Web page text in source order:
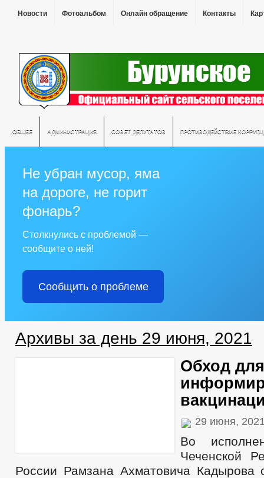
Новости Фотоальбом Онлайн обращение Контакты
ОБЩЕЕ АДМИНИСТРАЦИЯ СОВЕТ ДЕПУТАТОВ ПРОТИВОДЕЙСТВИЕ
Не убран мусор, яма
на дороге, не горит
фонарь?
Столкнулись с проблемой —
сообщите о ней!
Сообщить о проблеме
Архивы за день 29 июня, 2021
Обход для
29 июня,
Во
Чеченской
России Рамзана Ахматовича